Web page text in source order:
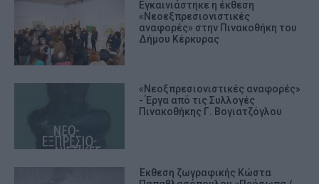
Εγκαινιάστηκε η έκθεση
«Νεοεξπρεσιονιστικές
αναφορές» στην Πινακοθήκη του
Δήμου Κέρκυρας
«Νεοξπρεσιονιστικές αναφορές»
- Έργα από τις Συλλογές
Πινακοθήκης Γ. Βογιατζόγλου
Έκθεση ζωγραφικής Κώστα